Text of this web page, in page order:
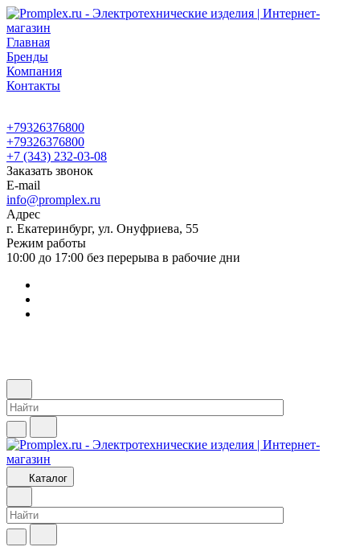
Главная
Бренды
Компания
Контакты
+79326376800
+79326376800
+7 (343) 232-03-08
Заказать звонок
E-mail
info@promplex.ru
Адрес
г. Екатеринбург, ул. Онуфриева, 55
Режим работы
10:00 до 17:00 без перерыва в рабочие дни
Каталог